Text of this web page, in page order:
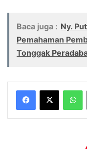
Baca juga : Ny.
Pemahaman
Tonggak